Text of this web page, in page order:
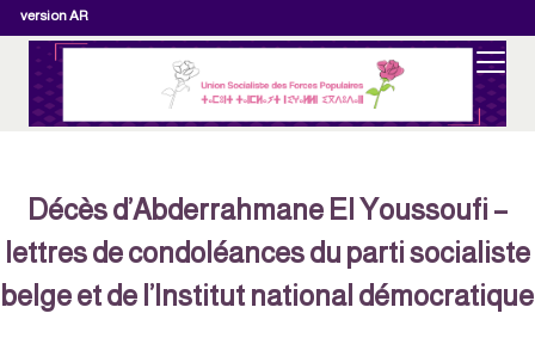
version AR
Décès d’Abderrahmane El Youssoufi –
lettres de condoléances du parti socialiste
belge et de l’Institut national